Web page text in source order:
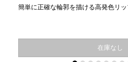
簡単に正確な輪郭を描ける高発色リ
在庫なし